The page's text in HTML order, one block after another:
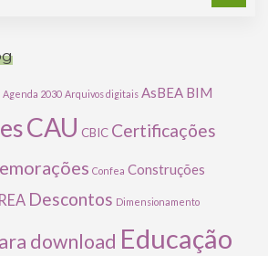
Agenda 2030 Arquivos digitais AsBEA BIM
CAU CBIC Certificações
Confea Construções
Descontos Dimensionamento
download Educação